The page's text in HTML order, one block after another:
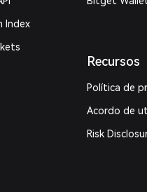
Index
Recursos
Política de
Acordo de
Risk